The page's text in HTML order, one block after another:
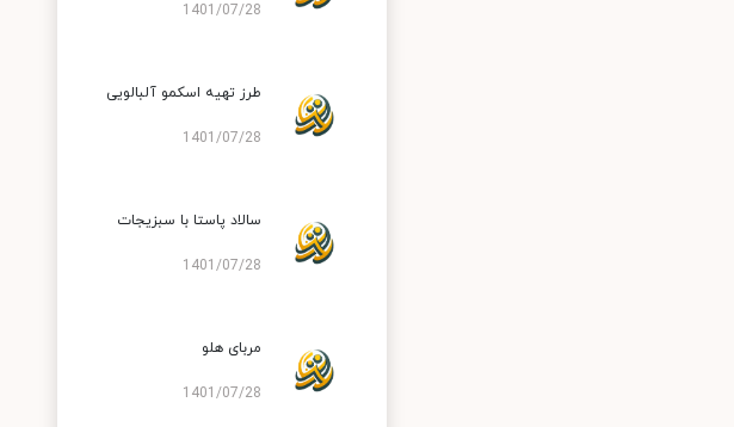
1401/07/28
طرز تهیه اسکمو آلبالویی
1401/07/28
سالاد پاستا با سبزیجات
1401/07/28
مربای هلو
1401/07/28